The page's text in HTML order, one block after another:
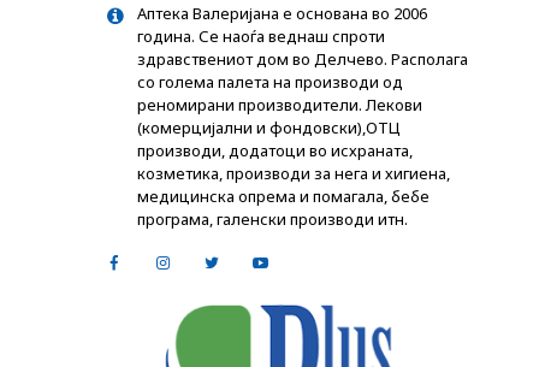
Аптека Валеријана е основана во 2006
година. Се наоѓа веднаш спроти
здравствениот дом во Делчево. Располага
со голема палета на производи од
реномирани производители. Лекови
(комерцијални и фондовски),ОТЦ
производи, додатоци во исхраната,
козметика, производи за нега и хигиена,
медицинска опрема и помагала, бебе
програма, галенски производи итн.